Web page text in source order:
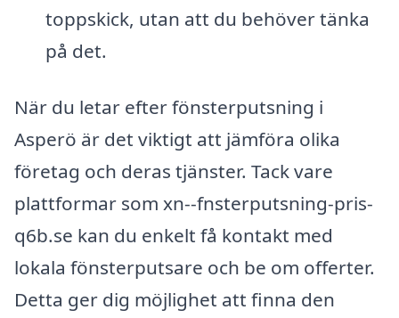
toppskick, utan att du behöver tänka
på det.
När du letar efter fönsterputsning i
Asperö är det viktigt att jämföra olika
företag och deras tjänster. Tack vare
plattformar som xn--fnsterputsning-pris-
q6b.se kan du enkelt få kontakt med
lokala fönsterputsare och be om offerter.
Detta ger dig möjlighet att finna den